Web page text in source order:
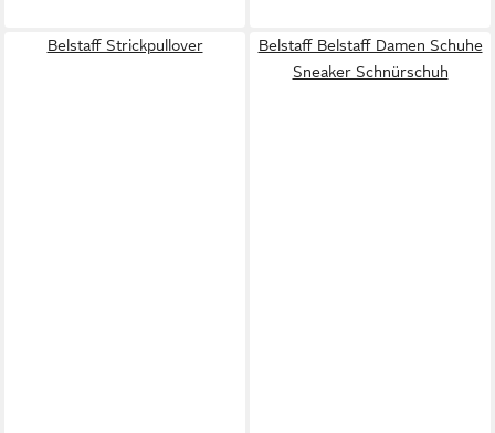
Belstaff Strickpullover
Belstaff Belstaff Damen Schuhe
Sneaker Schnürschuh